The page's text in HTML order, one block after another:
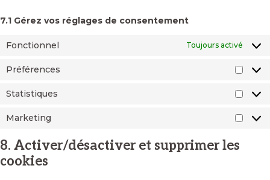
7.1 Gérez vos réglages de consentement
Fonctionnel Toujours activé
Préférences
Statistiques
Marketing
8. Activer/désactiver et supprimer les
cookies